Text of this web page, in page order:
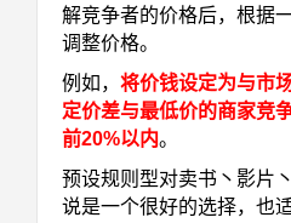
解竞争者的价格后，根据
调整价格。
例如， 将价钱设定为与市
定价差与最低价的商家竞
前20%以内。
预设规则型对卖书丶影片
说是一个很好的选择，也